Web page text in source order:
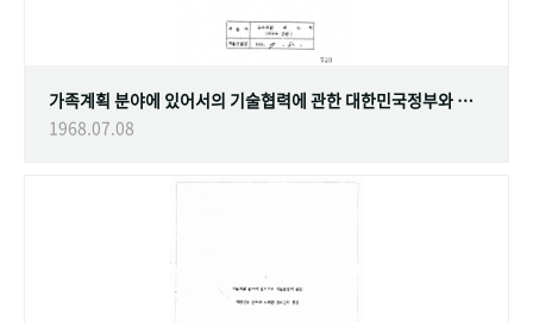
가족계획 분야에 있어서의 기술협력에 관한 대한민국정부와 스웨덴 정부간의 협정
1968.07.08